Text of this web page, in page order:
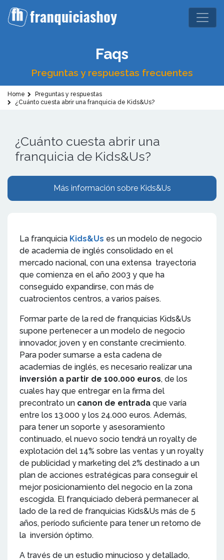
Faqs
Preguntas y respuestas frecuentes
Home
Preguntas y respuestas
¿Cuánto cuesta abrir una franquicia de Kids&Us?
¿Cuánto cuesta abrir una
franquicia de Kids&Us?
Más información sobre Kids&Us
La franquicia Kids&Us es un modelo de negocio
de academia de inglés consolidado en el
mercado nacional, con una extensa trayectoria
que comienza en el año 2003 y que ha
conseguido expandirse, con más de
cuatrocientos centros, a varios países.
Formar parte de la red de franquicias Kids&Us
supone pertenecer a un modelo de negocio
innovador, joven y en constante crecimiento.
Para poder sumarse a esta cadena de
academias de inglés, es necesario realizar una
inversión a partir de 100.000 euros, de los
cuales hay que entregar en la firma del
precontrato un canon de entrada que varía
entre los 13.000 y los 24.000 euros. Además,
para tener un soporte y asesoramiento
continuado, el nuevo socio tendrá un royalty de
explotación del 14% sobre las ventas y un royalty
de publicidad y marketing del 2% destinado a un
plan de acciones estratégicas para conseguir el
mejor posicionamiento del negocio en la zona
escogida. El franquiciado deberá permanecer al
lado de la red de franquicias Kids&Us más de 5
años, período suficiente para tener un retorno de
la inversión óptimo.
A través de un estudio minucioso y detallado,